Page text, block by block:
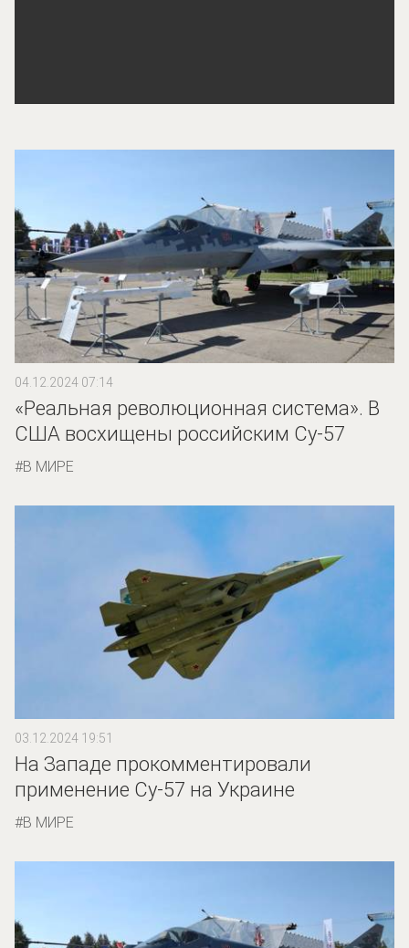
04.12.2024 07:14
«Реальная революционная система». В
США восхищены российским Су-57
В МИРЕ
03.12.2024 19:51
На Западе прокомментировали
применение Су-57 на Украине
В МИРЕ